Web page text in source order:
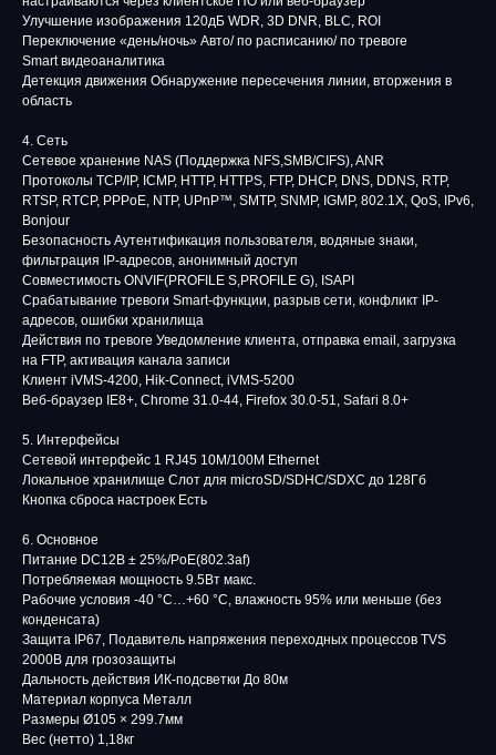
Улучшение изображения 120дБ WDR, 3D DNR, BLC, ROI
Переключение «день/ночь» Авто/ по расписанию/ по тревоге
Smart видеоаналитика
Детекция движения Обнаружение пересечения линии, вторжения в
область
4. Сеть
Сетевое хранение NAS (Поддержка NFS,SMB/CIFS), ANR
Протоколы TCP/IP, ICMP, HTTP, HTTPS, FTP, DHCP, DNS, DDNS, RTP,
RTSP, RTCP, PPPoE, NTP, UPnP™, SMTP, SNMP, IGMP, 802.1X, QoS, IPv6,
Bonjour
Безопасность Аутентификация пользователя, водяные знаки,
фильтрация IP-адресов, анонимный доступ
Совместимость ONVIF(PROFILE S,PROFILE G), ISAPI
Срабатывание тревоги Smart-функции, разрыв сети, конфликт IP-
адресов, ошибки хранилища
Действия по тревоге Уведомление клиента, отправка email, загрузка
на FTP, активация канала записи
Клиент iVMS-4200, Hik-Connect, iVMS-5200
Веб-браузер IE8+, Chrome 31.0-44, Firefox 30.0-51, Safari 8.0+
5. Интерфейсы
Сетевой интерфейс 1 RJ45 10M/100M Ethernet
Локальное хранилище Слот для microSD/SDHC/SDXC до 128Гб
Кнопка сброса настроек Есть
6. Основное
Питание DC12В ± 25%/PoE(802.3af)
Потребляемая мощность 9.5Вт макс.
Рабочие условия -40 °C…+60 °C, влажность 95% или меньше (без
конденсата)
Защита IP67, Подавитель напряжения переходных процессов TVS
2000В для грозозащиты
Дальность действия ИК-подсветки До 80м
Материал корпуса Металл
Размеры Ø105 × 299.7мм
Вес (нетто) 1,18кг